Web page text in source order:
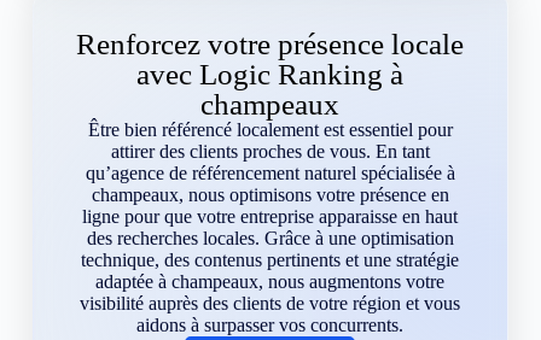
Renforcez votre présence locale
avec Logic Ranking à
champeaux
Être bien référencé localement est essentiel pour
attirer des clients proches de vous. En tant
qu’agence de référencement naturel spécialisée à
champeaux, nous optimisons votre présence en
ligne pour que votre entreprise apparaisse en haut
des recherches locales. Grâce à une optimisation
technique, des contenus pertinents et une stratégie
adaptée à champeaux, nous augmentons votre
visibilité auprès des clients de votre région et vous
aidons à surpasser vos concurrents.